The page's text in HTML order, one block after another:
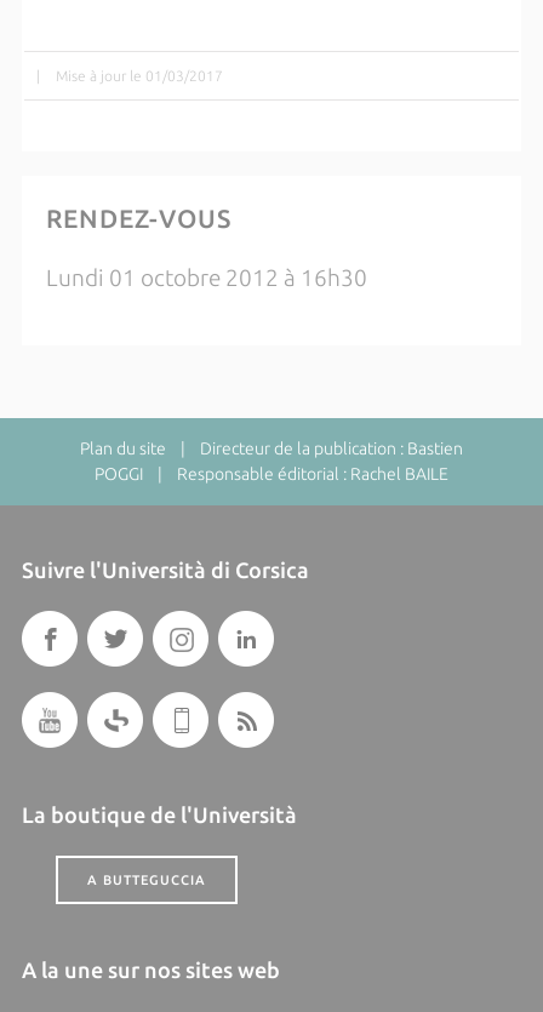
| Mise à jour le 01/03/2017
RENDEZ-VOUS
Lundi 01 octobre 2012 à 16h30
Plan du site | Directeur de la publication : Bastien
POGGI | Responsable éditorial : Rachel BAILE
Suivre l'Università di Corsica
La boutique de l'Università
A BUTTEGUCCIA
A la une sur nos sites web